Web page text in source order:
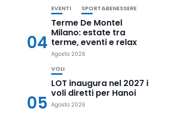
04
EVENTI SPORT&BENESSERE
Terme De Montel
Milano: estate tra
terme, eventi e relax
Agosto 2026
05
VOLI
LOT inaugura nel 2027 i
voli diretti per Hanoi
Agosto 2026